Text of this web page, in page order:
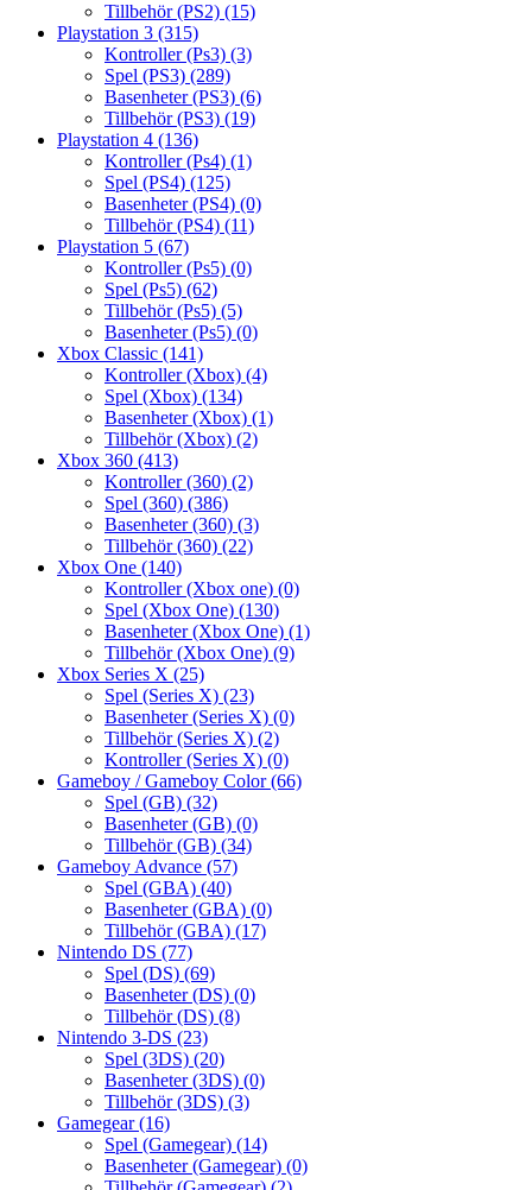
Tillbehör (PS2) (15)
Playstation 3 (315)
Kontroller (Ps3) (3)
Spel (PS3) (289)
Basenheter (PS3) (6)
Tillbehör (PS3) (19)
Playstation 4 (136)
Kontroller (Ps4) (1)
Spel (PS4) (125)
Basenheter (PS4) (0)
Tillbehör (PS4) (11)
Playstation 5 (67)
Kontroller (Ps5) (0)
Spel (Ps5) (62)
Tillbehör (Ps5) (5)
Basenheter (Ps5) (0)
Xbox Classic (141)
Kontroller (Xbox) (4)
Spel (Xbox) (134)
Basenheter (Xbox) (1)
Tillbehör (Xbox) (2)
Xbox 360 (413)
Kontroller (360) (2)
Spel (360) (386)
Basenheter (360) (3)
Tillbehör (360) (22)
Xbox One (140)
Kontroller (Xbox one) (0)
Spel (Xbox One) (130)
Basenheter (Xbox One) (1)
Tillbehör (Xbox One) (9)
Xbox Series X (25)
Spel (Series X) (23)
Basenheter (Series X) (0)
Tillbehör (Series X) (2)
Kontroller (Series X) (0)
Gameboy / Gameboy Color(66)
Spel (GB) (32)
Basenheter (GB) (0)
Tillbehör (GB) (34)
Gameboy Advance (57)
Spel (GBA) (40)
Basenheter (GBA) (0)
Tillbehör (GBA) (17)
Nintendo DS (77)
Spel (DS) (69)
Basenheter (DS) (0)
Tillbehör (DS) (8)
Nintendo 3-DS (23)
Spel (3DS) (20)
Basenheter (3DS) (0)
Tillbehör (3DS) (3)
Gamegear(16)
Spel (Gamegear) (14)
Basenheter (Gamegear) (0)